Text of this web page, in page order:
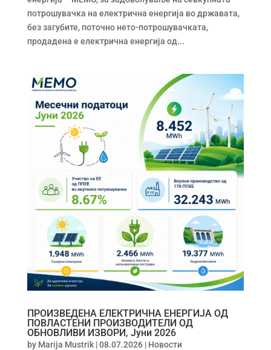
потрошувачка на електрична енергија во државата,
без загубите, поточно нето-потрошувачката,
продадена е електрична енергија од...
ПРОИЗВЕДЕНА ЕЛЕКТРИЧНА ЕНЕРГИЈА ОД
ПОВЛАСТЕНИ ПРОИЗВОДИТЕЛИ ОД
ОБНОВЛИВИ ИЗВОРИ, Јуни 2026
by Marija Mustrik|08.07.2026| Новости